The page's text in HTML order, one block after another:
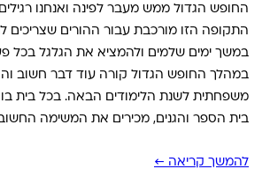
החופש הגדול ממש מעבר לפינה ואנחנו
התקופה הזו מורכבת עבור ההורים שצריכים
במשך ימים שלמים ולהמציא את הגלגל בכל
במהלך החופש הגדול קורה עוד דבר חשוב
משפחתית לשנת הלימודים הבאה. בכל בית בו
בית הספר והגנים, מכירים את המשימה
להמשך קריאה ←